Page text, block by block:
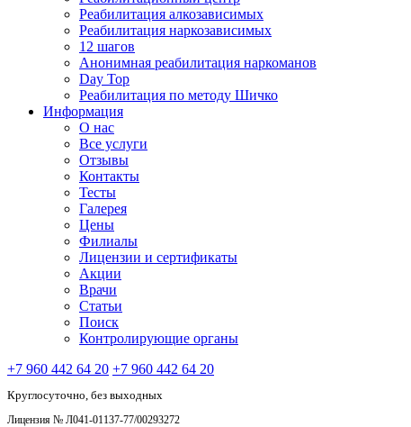
Реабилитация алкозависимых
Реабилитация наркозависимых
12 шагов
Анонимная реабилитация наркоманов
Day Top
Реабилитация по методу Шичко
Информация
О нас
Все услуги
Отзывы
Контакты
Тесты
Галерея
Цены
Филиалы
Лицензии и сертификаты
Акции
Врачи
Статьи
Поиск
Контролирующие органы
+7 960 442 64 20 +7 960 442 64 20
Круглосуточно, без выходных
Лицензия № Л041-01137-77/00293272